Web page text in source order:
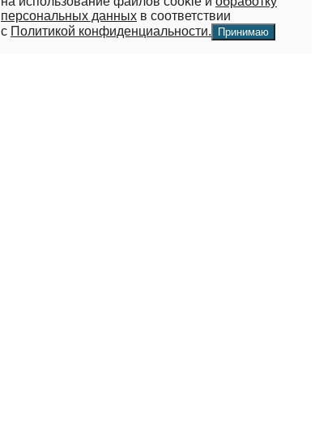
персональных данных в соответствии
с Политикой конфиденциальности. Принимаю